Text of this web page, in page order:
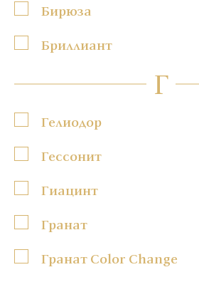
Бирюза
Бриллиант
Г
Гелиодор
Гессонит
Гиацинт
Гранат
Гранат Color Change